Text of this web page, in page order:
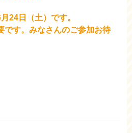
24日（土）です。
です。みなさんのご参加お待